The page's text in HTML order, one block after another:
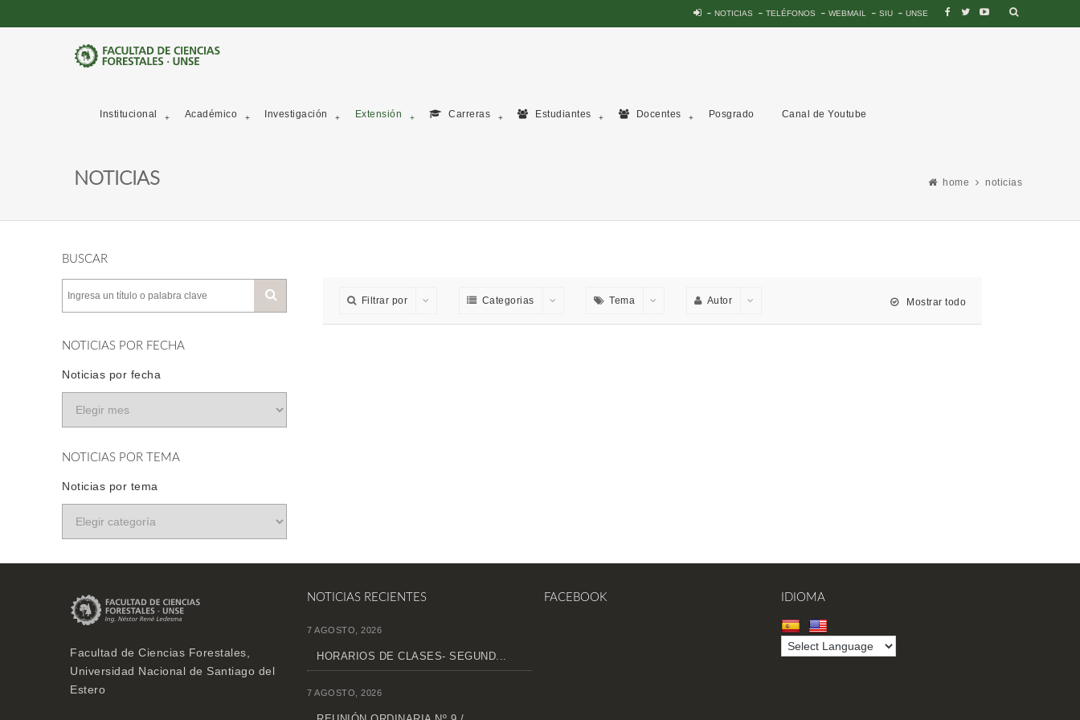
NOTICIAS TELÉFONOS WEBMAIL SIU UNSE
Institucional Académico Investigación Extensión Carreras Estudiantes Docentes Posgrado Canal de Youtube
NOTICIAS home noticias
BUSCAR
NOTICIAS POR FECHA
Noticias por fecha
NOTICIAS POR TEMA
Noticias por tema
Filtrar por Categorias Tema Autor Mostrar todo
Facultad de Ciencias Forestales,
Universidad Nacional de Santiago del
Estero
NOTICIAS RECIENTES
7 AGOSTO, 2026
HORARIOS DE CLASES- SEGUND...
7 AGOSTO, 2026
FACEBOOK IDIOMA